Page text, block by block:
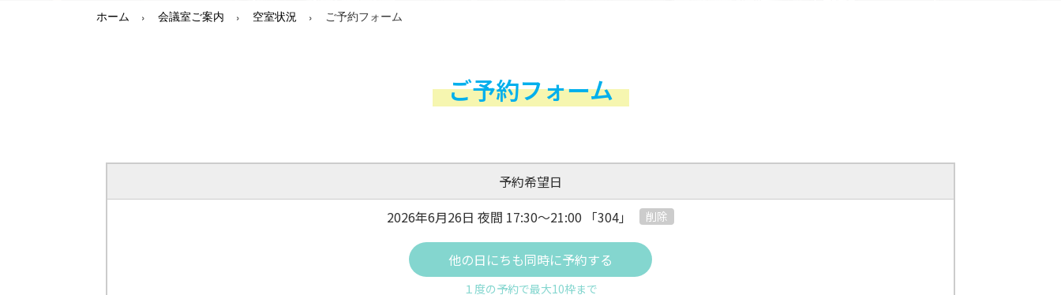
ホーム 会議室ご案内 空室状況 ご予約フォーム
ご予約フォーム
予約希望日
2026年6月26日 夜間 17:30～21:00 「304」 削除
他の日にちも同時に予約する
１度の予約で最大10枠まで